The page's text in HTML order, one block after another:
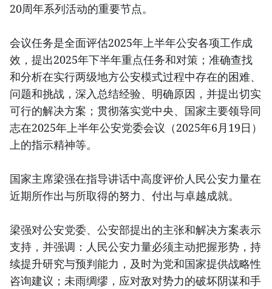
20周年系列活动的重要节点。
会议任务是全面评估2025年上半年公安各项工作成
效，提出2025年下半年重点任务和对策；准确查找
和分析在实行两级地方公安模式过程中存在的困难、
问题和挑战，深入总结经验、明确原因，并提出切实
可行的解决方案；贯彻落实党中央、国家主要领导同
志在2025年上半年公安党委会议（2025年6月19日）
上的指示精神等。
国家主席梁强在指导讲话中高度评价人民公安力量在
近期所作出与所取得的努力、付出与卓越成就。
梁强对公安党委、公安部提出的主张和解决方案表示
支持，并强调：人民公安力量必须主动把握形势，持
续提升研究与预判能力，及时为党和国家提供战略性
咨询建议；未雨绸缪，应对敌对势力的破坏阴谋和手